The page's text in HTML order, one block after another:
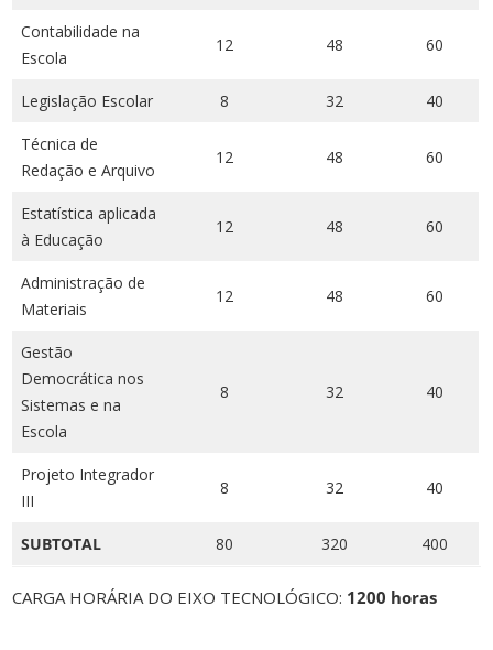
Contabilidade na
Escola
12 48 60
Legislação Escolar 8 32 40
Técnica de
Redação e Arquivo
12 48 60
Estatística aplicada
à Educação
12 48 60
Administração de
Materiais
12 48 60
Gestão
Democrática nos
Sistemas e na
Escola
8 32 40
Projeto Integrador
III
8 32 40
SUBTOTAL 80 320 400
CARGA HORÁRIA DO EIXO TECNOLÓGICO: 1200 horas